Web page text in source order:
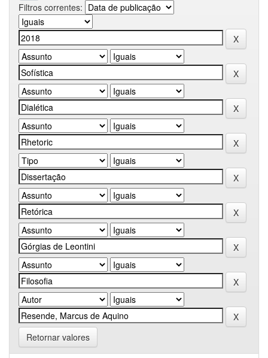
Filtros correntes:
Retornar valores